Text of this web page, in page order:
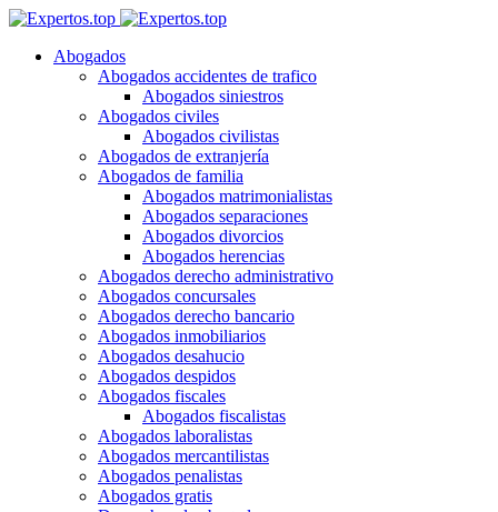
Abogados
Abogados accidentes de trafico
Abogados siniestros
Abogados civiles
Abogados civilistas
Abogados de extranjería
Abogados de familia
Abogados matrimonialistas
Abogados separaciones
Abogados divorcios
Abogados herencias
Abogados derecho administrativo
Abogados concursales
Abogados derecho bancario
Abogados inmobiliarios
Abogados desahucio
Abogados despidos
Abogados fiscales
Abogados fiscalistas
Abogados laboralistas
Abogados mercantilistas
Abogados penalistas
Abogados gratis